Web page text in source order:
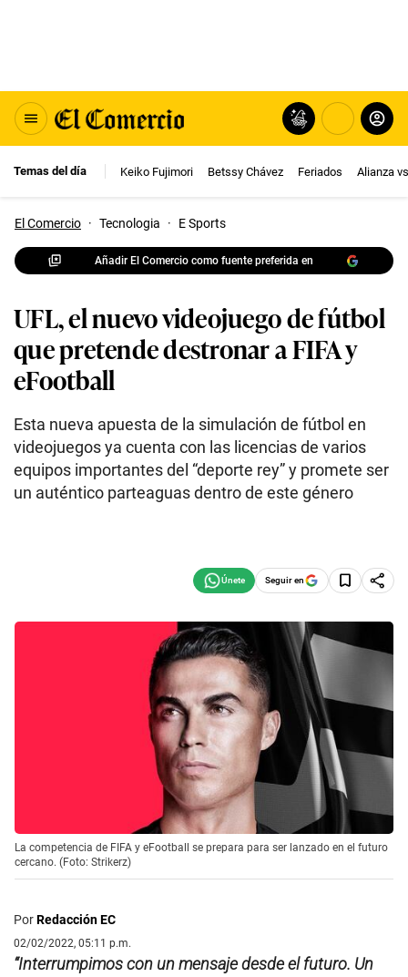
Temas del día Keiko Fujimori Betssy Chávez Feriados Alianza
El Comercio · Tecnologia · E Sports
Añadir El Comercio como fuente preferida en
UFL, el nuevo videojuego de fútbol
que pretende destronar a FIFA y
eFootball
Esta nueva apuesta de la simulación de fútbol en
videojuegos ya cuenta con las licencias de varios
equipos importantes del “deporte rey” y promete ser
un auténtico parteaguas dentro de este género
Seguir en
La competencia de FIFA y eFootball se prepara para ser lanzado en el futuro
cercano. (Foto: Strikerz)
PorRedacción EC
02/02/2022, 05:11 p.m.
“Interrumpimos con un mensaje desde el futuro. Un